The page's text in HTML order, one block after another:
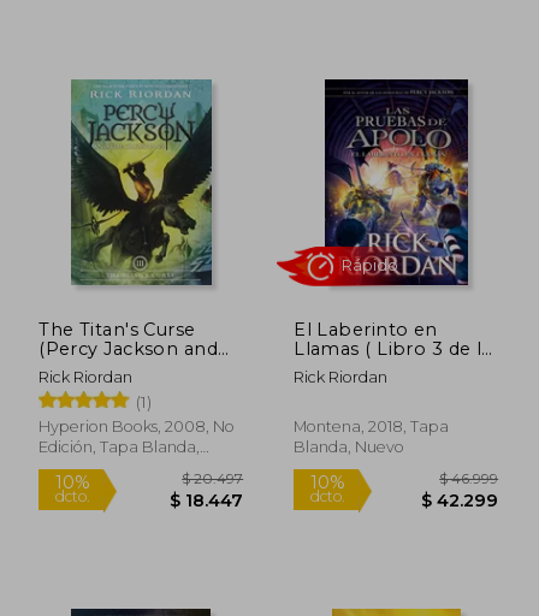
4%
dcto.
$ 43.999
$ 42.388
Rápido
$
$
Rápido
The Titan's Curse
(Percy Jackson and
the Olympians, Book
3) (en Inglés)
Rick Riordan
(1)
Hyperion Books, 2008, No
Edición, Tapa Blanda,
Nuevo
El Laberinto en
Llamas ( Libro 3 de la
Saga las Pruebas de
Apolo )
Rick Riordan
Montena, 2018, Tapa
Blanda, Nuevo